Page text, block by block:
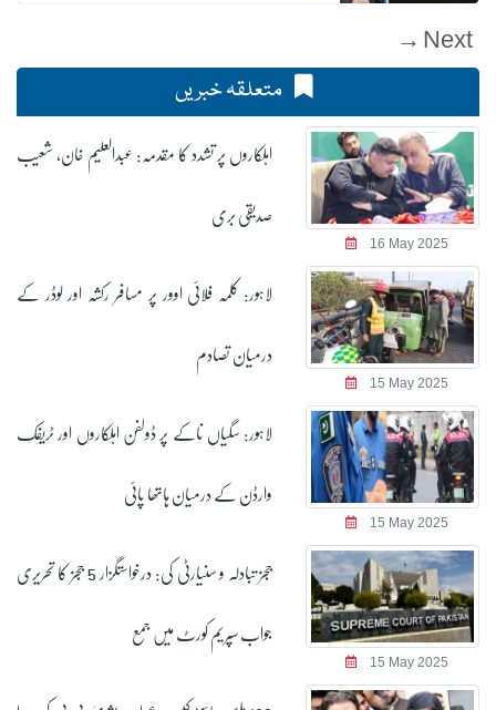
Next →
متعلقہ خبریں
16 May 2025
اہلکاروں پر تشدد کا مقدمہ: عبدالعلیم خان، شعیب
صدیقی بری
15 May 2025
لاہور: کلمہ فلائی اوور پر مسافر رکشہ اور لوڈر کے
درمیان تصادم
15 May 2025
لاہور: سگیاں ناکے پر ڈولفن اہلکاروں اور ٹریفک
وارڈن کے درمیان ہاتھا پائی
15 May 2025
ججز تبادلہ و سنیارٹی کی: درخواستگزار 5 ججز کا تحریری
جواب سپریم کورٹ میں جمع